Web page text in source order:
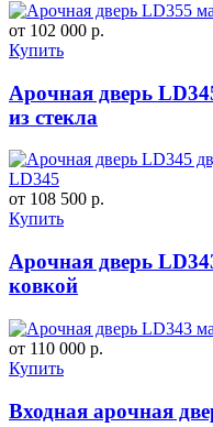
от 102 000 р.
Купить
Арочная дверь
из стекла
LD345
от 108 500 р.
Купить
Арочная дверь
ковкой
от 110 000 р.
Купить
Входная арочная